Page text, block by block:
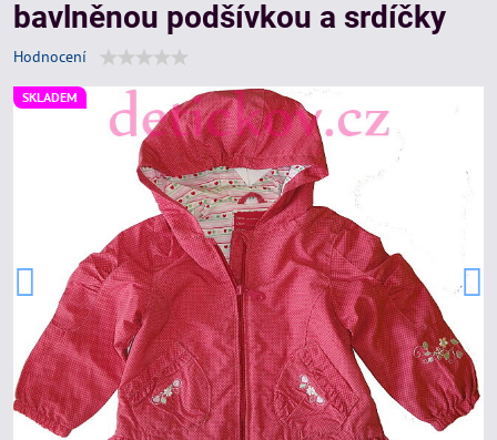
SKLADEM
bavlněnou podšívkou a srdíčky
Hodnocení